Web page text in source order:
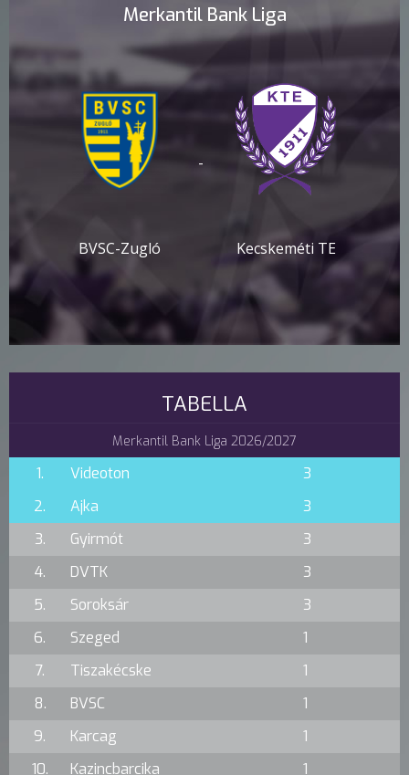
Merkantil Bank Liga
BVSC-Zugló
-
Kecskeméti TE
TABELLA
Merkantil Bank Liga 2026/2027
1. Videoton
3
2.
Ajka
3
3.
Gyirmót
3
4.
DVTK
3
5.
Soroksár
3
6.
Szeged
1
7.
Tiszakécske
1
8.
BVSC
1
9.
Karcag
1
10.
Kazincbarcika 1